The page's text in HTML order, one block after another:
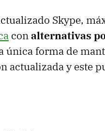
Skype,
con alternativas
única forma de
actualizada y este